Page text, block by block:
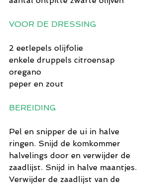
VOOR DE DRESSING
2 eetlepels olijfolie
enkele druppels citroensap
oregano
peper en zout
BEREIDING
Pel en snipper de ui in halve
ringen. Snijd de komkommer
halvelings door en verwijder de
zaadlijst. Snijd in halve maantjes.
Verwijder de zaadlijst van de